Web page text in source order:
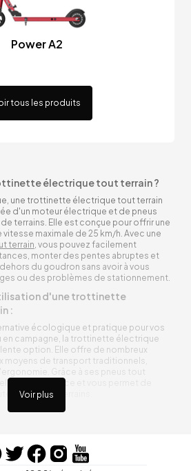
Power A2
tous les produits
Voir plus
électrique tout terrain ?
une trottinette électrique tout terrain
d'un moteur électrique et de pneus
terrains. Elle est conçue pour offrir une
maximale de 25 km/h. Avec une
terrain, vous pouvez facilement
monter des pentes abruptes et
du goudron sans avoir à vous
ou des problèmes de stationnement.
d'une trottinette
:
écologique et pratique pour vos
en campagne, la trottinette électrique
option. Elle offre de nombreux
moyens de transport traditionnels,
Grâce à ses pneus tout
adhérence et vous permet de
sortes de terrains.
tout terrain ergonomique
pas à vous soucier de l’état de sa
de pneus résistants qui peuvent